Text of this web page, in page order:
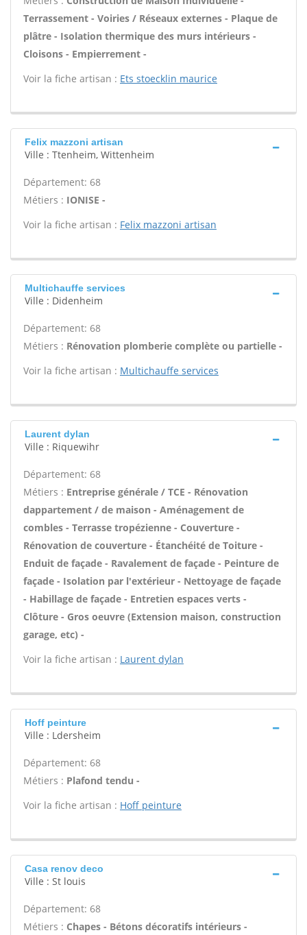
Terrassement - Voiries / Réseaux externes - Plaque de
plâtre - Isolation thermique des murs intérieurs -
Cloisons - Empierrement -
Voir la fiche artisan : Ets stoecklin maurice
Felix mazzoni artisan
Ville : Ttenheim, Wittenheim
Département: 68
Métiers : IONISE -
Voir la fiche artisan : Felix mazzoni artisan
Multichauffe services
Ville : Didenheim
Département: 68
Métiers : Rénovation plomberie complète ou partielle -
Voir la fiche artisan : Multichauffe services
Laurent dylan
Ville : Riquewihr
Département: 68
Métiers : Entreprise générale / TCE - Rénovation
dappartement / de maison - Aménagement de
combles - Terrasse tropézienne - Couverture -
Rénovation de couverture - Étanchéité de Toiture -
Enduit de façade - Ravalement de façade - Peinture de
façade - Isolation par l'extérieur - Nettoyage de façade
- Habillage de façade - Entretien espaces verts -
Clôture - Gros oeuvre (Extension maison, construction
garage, etc) -
Voir la fiche artisan : Laurent dylan
Hoff peinture
Ville : Ldersheim
Département: 68
Métiers : Plafond tendu -
Voir la fiche artisan : Hoff peinture
Casa renov deco
Ville : St louis
Département: 68
Métiers : Chapes - Bétons décoratifs intérieurs -